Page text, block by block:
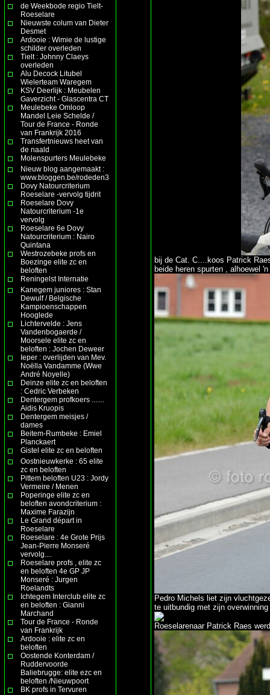
de Weekbode regio Tielt-
Roeselare
Nieuwste colum van Dieter
Desmet
Ardooie : Wimie de lustige
schilder overleden
Tielt : Johnny Claeys
overleden
Alu Decock Litubel
Wielerteam Waregem
KSV Deerlijk : Meubelen
Gaverzicht - Glascentra CT
Meulebeke Omloop
Mandel Leie Schelde /
Tour de France - Ronde
van Frankrijk 2016
Transfertnieuws heet van
de naald
Molenspurters Meulebeke
Nieuw blog aangemaakt :
www.bloggen.be/rodeden3
Dovy Natourcriterium
Roeselare -vervolg tijdrit
Roeselare Dovy
Natourcriterium -1e
vervolg
Roeselare 6e Dovy
Natourcriterium : Nairo
Quintana
Westrozebeke profs en
Boezinge elite zc en
beloften
Reningelst Internatie
Kanegem juniores : Stan
Dewulf / Belgische
Kampioenschappen
Hooglede
Lichtervelde : Jens
Vandenbogaerde /
Moorsele elite zc en
beloften : Jochen Deweer
Ieper : overlijden van Mev.
Noëlla Vandamme (Wwe
André Noyelle)
Deinze elite zc en beloften
: Cedric Verbeken
Dentergem profkoers .......
Aidis Kruopis
Dentergem meisjes /
dames
Beitem-Rumbeke : Emiel
Planckaert
Gistel elite zc en beloften
Oostnieuwkerke : 65 elite
zc en beloften
Pittem beloften U23 : Jordy
Vermeire / Menen
Poperinge elite zc en
beloften avondcriterium :
Maxime Farazijn
Le Grand départ in
Roeselare
Roeselare : 4e Grote Prijs
Jean-Pierre Monseré
vervolg....
Roeselare profs , elite zc
en beloften 4e GP JP
Monseré : Jurgen
Roelandts
Ichtegem Interclub elite zc
en beloften : Gianni
Marchand
Tour de France - Ronde
van Frankrijk
Ardooie : elite zc en
beloften
Oostende Konterdam /
Ruddervoorde
Baliebrugge: elite ezc en
beloften /Nieuwpoort
BK profs in Tervuren
bij de Cat. C....koos Patrick
beide heren spurten , alhoewel
Pedro Michels liet zijn
te uitbundig met zijn overwinning
Roeselarenaar Patrick Raes